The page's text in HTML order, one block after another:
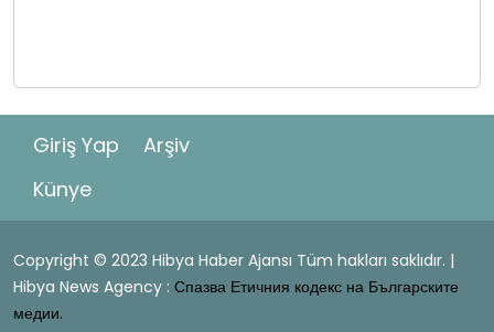
Giriş Yap
Arşiv
Künye
Copyright © 2023 Hibya Haber Ajansı Tüm hakları saklıdır. |
Hibya News Agency : Спазва Етичния кодекс на Българските
медии.